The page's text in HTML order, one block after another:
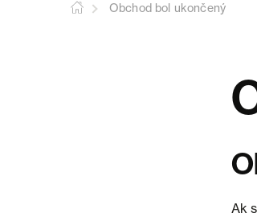
Obchod bol ukončený
Ak